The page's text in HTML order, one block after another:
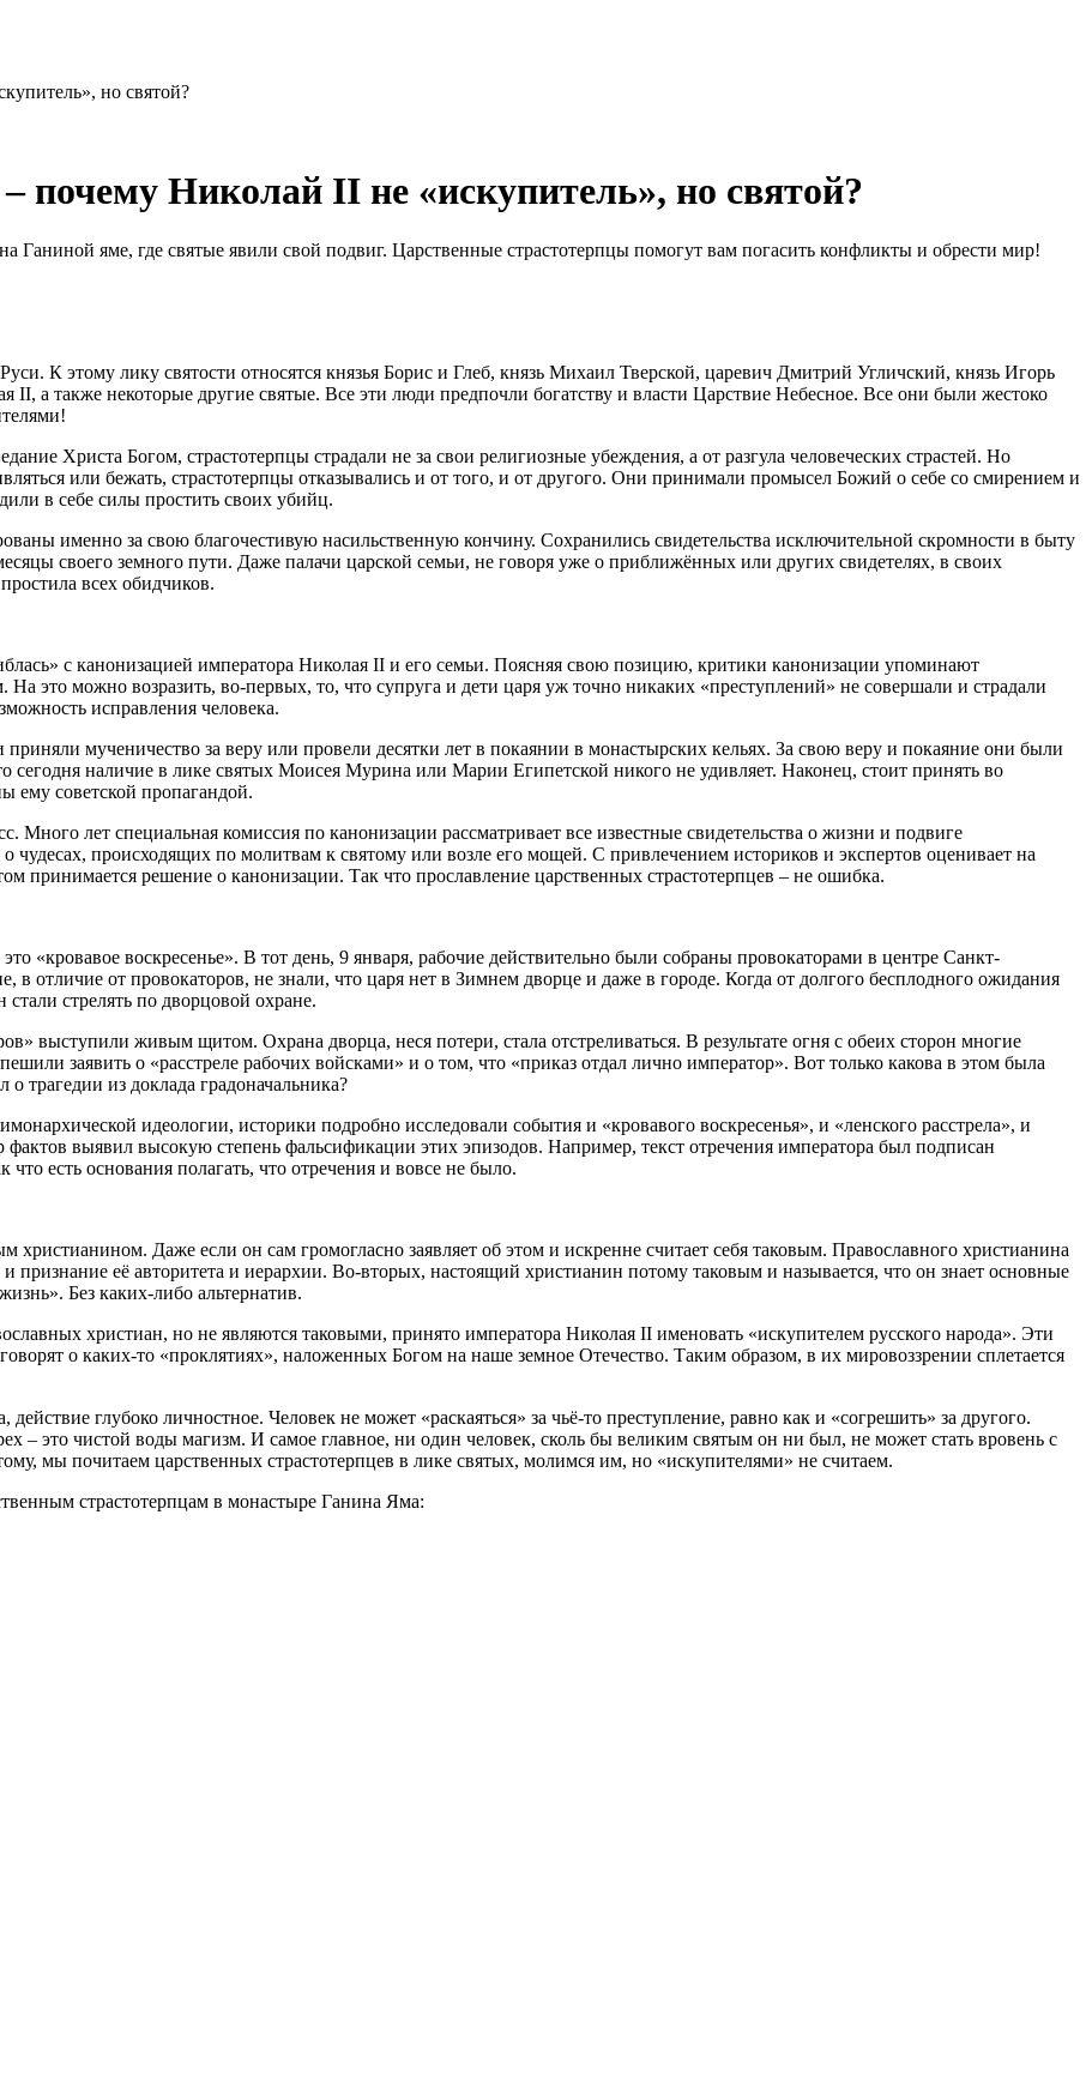
но святой?
почему Николай II не «искупитель», но святой?
яме, где святые явили свой подвиг. Царственные страстотерпцы помогут вам погасить конфликты и обрести мир!
К этому лику святости относятся князья Борис и Глеб, князь Михаил Тверской, царевич Дмитрий Угличский, князь Игорь
II, а также некоторые другие святые. Все эти люди предпочли богатству и власти Царствие Небесное. Все они были жестоко
Христа Богом, страстотерпцы страдали не за свои религиозные убеждения, а от разгула человеческих страстей. Но
или бежать, страстотерпцы отказывались и от того, и от другого. Они принимали промысел Божий о себе со смирением и
в себе силы простить своих убийц.
именно за свою благочестивую насильственную кончину. Сохранились свидетельства исключительной скромности в быту
своего земного пути. Даже палачи царской семьи, не говоря уже о приближённых или других свидетелях, в своих
всех обидчиков.
с канонизацией императора Николая II и его семьи. Поясняя свою позицию, критики канонизации упоминают
это можно возразить, во-первых, то, что супруга и дети царя уж точно никаких «преступлений» не совершали и страдали
исправления человека.
мученичество за веру или провели десятки лет в покаянии в монастырских кельях. За свою веру и покаяние они были
наличие в лике святых Моисея Мурина или Марии Египетской никого не удивляет. Наконец, стоит принять во
ему советской пропагандой.
Много лет специальная комиссия по канонизации рассматривает все известные свидетельства о жизни и подвиге
чудесах, происходящих по молитвам к святому или возле его мощей. С привлечением историков и экспертов оценивает на
принимается решение о канонизации. Так что прославление царственных страстотерпцев – не ошибка.
«кровавое воскресенье». В тот день, 9 января, рабочие действительно были собраны провокаторами в центре Санкт-
отличие от провокаторов, не знали, что царя нет в Зимнем дворце и даже в городе. Когда от долгого бесплодного ожидания
стали стрелять по дворцовой охране.
выступили живым щитом. Охрана дворца, неся потери, стала отстреливаться. В результате огня с обеих сторон многие
заявить о «расстреле рабочих войсками» и о том, что «приказ отдал лично император». Вот только какова в этом была
трагедии из доклада градоначальника?
идеологии, историки подробно исследовали события и «кровавого воскресенья», и «ленского расстрела», и
выявил высокую степень фальсификации этих эпизодов. Например, текст отречения императора был подписан
есть основания полагать, что отречения и вовсе не было.
Даже если он сам громогласно заявляет об этом и искренне считает себя таковым. Православного христианина
признание её авторитета и иерархии. Во-вторых, настоящий христианин потому таковым и называется, что он знает основные
Без каких-либо альтернатив.
христиан, но не являются таковыми, принято императора Николая II именовать «искупителем русского народа». Эти
о каких-то «проклятиях», наложенных Богом на наше земное Отечество. Таким образом, в их мировоззрении сплетается
глубоко личностное. Человек не может «раскаяться» за чьё-то преступление, равно как и «согрешить» за другого.
– это чистой воды магизм. И самое главное, ни один человек, сколь бы великим святым он ни был, не может стать вровень с
мы почитаем царственных страстотерпцев в лике святых, молимся им, но «искупителями» не считаем.
страстотерпцам в монастыре Ганина Яма: